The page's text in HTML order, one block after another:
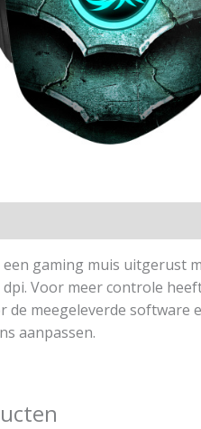
gaming muis uitgerust
dpi. Voor meer controle
de meegeleverde
aanpassen.